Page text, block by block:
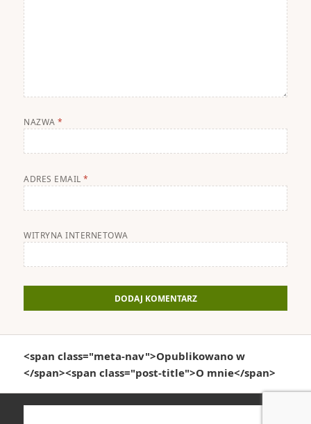
NAZWA*
ADRES EMAIL*
WITRYNA INTERNETOWA
wpisu
<span class="meta-nav">Opublikowano w
</span><span class="post-title">O mnie</span>